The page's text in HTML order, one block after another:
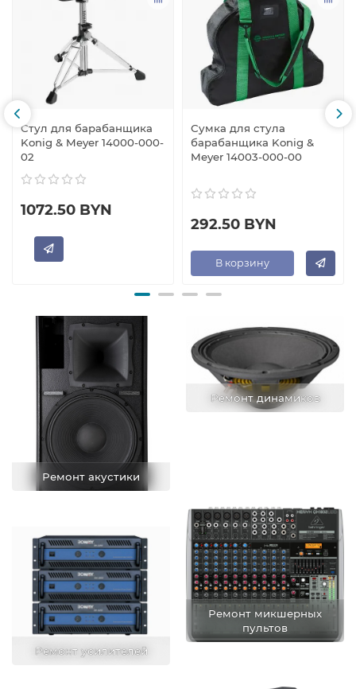
Стул для барабанщика
Konig & Meyer 14000-000-
02
1072.50 BYN
Сумка для стула
барабанщика Konig &
Meyer 14003-000-00
292.50 BYN
В корзину
Ремонт акустики
Ремонт динамиков
Ремонт усилителей
Ремонт микшерных
пультов